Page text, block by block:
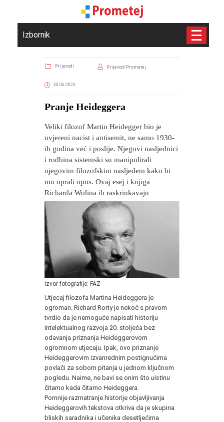
Izbornik
Prijevodi Prijevod/Prometej
30.06.2023
​Pranje Heideggera
Veliki filozof Martin Heidegger bio je
uvjereni nacist i antisemit, ne samo 1930-
ih godina već i poslije. Njegovi nasljednici
i rodbina sistemski su manipulirali
njegovim filozofskim nasljeđem kako bi
mu oprali opus. Ovaj esej i knjiga
Richarda Wolina ih raskrinkavaju
Izvor fotografije: FAZ
Utjecaj filozofa Martina Heideggera je
ogroman. Richard Rorty je nekoć s pravom
tvrdio da je nemoguće napisati historiju
intelektualnog razvoja 20. stoljeća bez
odavanja priznanja Heideggerovom
ogromnom utjecaju. Ipak, ovo priznanje
Heideggerovim izvanrednim postignućima
povlači za sobom pitanja u jednom ključnom
pogledu. Naime, ne bavi se onim što uistinu
čitamo kada čitamo Heideggera.
Pomnije razmatranje historije objavljivanja
Heideggerovih tekstova otkriva da je skupina
bliskih saradnika i učenika desetljećima